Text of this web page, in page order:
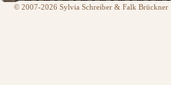
© 2007-2026 Sylvia Schreiber & Falk Brückner